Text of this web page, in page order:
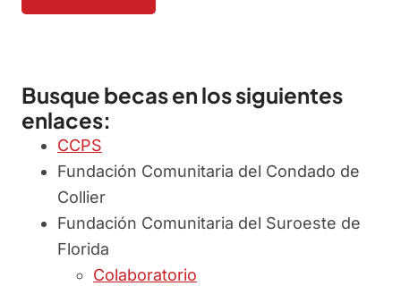
Busque becas en los siguientes
enlaces:
CCPS
Fundación Comunitaria del Condado de
Collier
Fundación Comunitaria del Suroeste de
Florida
Colaboratorio